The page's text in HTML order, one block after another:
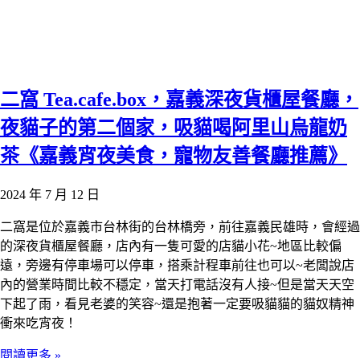
二窩 Tea.cafe.box，嘉義深夜貨櫃屋餐廳，
夜貓子的第二個家，吸貓喝阿里山烏龍奶
茶《嘉義宵夜美食，寵物友善餐廳推薦》
2024 年 7 月 12 日
二窩是位於嘉義市台林街的台林橋旁，前往嘉義民雄時，會經過
的深夜貨櫃屋餐廳，店內有一隻可愛的店貓小花~地區比較偏
遠，旁邊有停車場可以停車，搭乘計程車前往也可以~老闆說店
內的營業時間比較不穩定，當天打電話沒有人接~但是當天天空
下起了雨，看見老婆的笑容~還是抱著一定要吸貓貓的貓奴精神
衝來吃宵夜！